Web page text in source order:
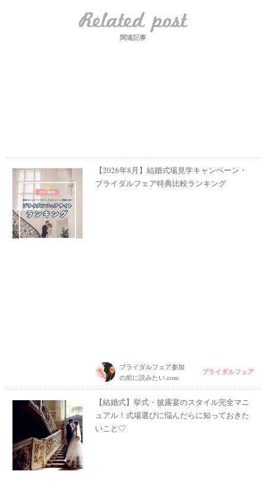
関連記事
【2026年8月】結婚式場見学キャンペーン・
ブライダルフェア特典比較ランキング
ブライダルフェア参加
の前に読みたい.com
ブライダルフェア
【結婚式】挙式・披露宴のスタイル完全マニ
ュアル！式場選びに悩んだらに知っておきた
いこと♡